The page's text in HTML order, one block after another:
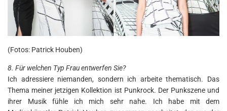
(Fotos: Patrick Houben)
8. Für welchen Typ Frau entwerfen Sie?
Ich adressiere niemanden, sondern ich arbeite thematisch. Das
Thema meiner jetzigen Kollektion ist Punkrock. Der Punkszene und
ihrer Musik fühle ich mich sehr nahe. Ich habe mit dem